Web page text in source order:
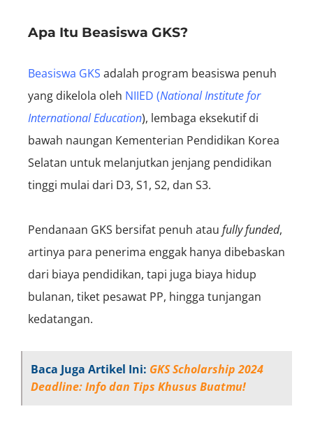
Apa Itu Beasiswa GKS?
Beasiswa GKS adalah program beasiswa penuh
yang dikelola oleh NIIED (National Institute for
International Education), lembaga eksekutif di
bawah naungan Kementerian Pendidikan Korea
Selatan untuk melanjutkan jenjang pendidikan
tinggi mulai dari D3, S1, S2, dan S3.
Pendanaan GKS bersifat penuh atau fully funded,
artinya para penerima enggak hanya dibebaskan
dari biaya pendidikan, tapi juga biaya hidup
bulanan, tiket pesawat PP, hingga tunjangan
kedatangan.
Baca Juga Artikel Ini: GKS Scholarship 2024
Deadline: Info dan Tips Khusus Buatmu!